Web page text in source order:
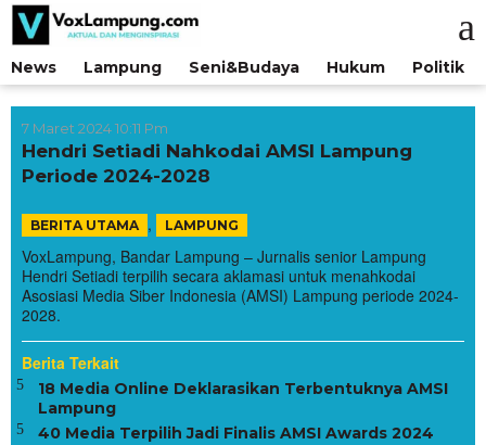
Lewati
konten
News
Lampung Seni&Budaya Hukum Politik
7 Maret 2024 10:11 Pm
Hendri Setiadi Nahkodai AMSI Lampung
Periode 2024-2028
BERITA UTAMA , LAMPUNG
VoxLampung, Bandar Lampung – Jurnalis senior Lampung
Hendri Setiadi terpilih secara aklamasi untuk menahkodai
Asosiasi Media Siber Indonesia (AMSI) Lampung periode 2024-
2028.
Berita Terkait
18 Media Online Deklarasikan Terbentuknya AMSI
Lampung
40 Media Terpilih Jadi Finalis AMSI Awards 2024